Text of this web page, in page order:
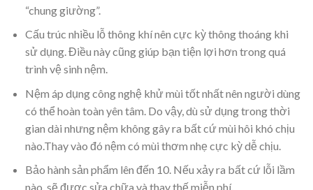
“chung giường”.
Cấu trúc nhiều lỗ thông khí nên cực kỳ thông thoáng khi
sử dụng. Điều này cũng giúp bạn tiện lợi hơn trong quá
trình vệ sinh nệm.
Nệm áp dụng công nghệ khử mùi tốt nhất nên người dùng
có thể hoàn toàn yên tâm. Do vậy, dù sử dụng trong thời
gian dài nhưng nệm không gây ra bất cứ mùi hôi khó chịu
nào.Thay vào đó nệm có mùi thơm nhẹ cực kỳ dễ chịu.
Bảo hành sản phẩm lên đến 10. Nếu xảy ra bất cứ lỗi lầm
nào, sẽ được sửa chữa và thay thế miễn phí.